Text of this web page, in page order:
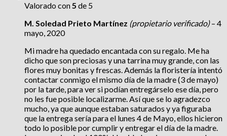
Valorado con5 de 5
M. Soledad Prieto Martínez (propietario verificado) – 4
mayo, 2020
Mi madre ha quedado encantada con su regalo. Me ha
dicho que son preciosas y una tarrina muy grande, con las
flores muy bonitas y frescas. Además la floristería intentó
contactar conmigo el mismo día de la madre (3 de mayo)
por la tarde, para ver si podían entregárselo ese día, pero
no les fue posible localizarme. Así que se lo agradezco
mucho, ya que aunque estaban saturados y ya figuraba
que la entrega sería para el lunes 4 de Mayo, ellos hicieron
todo lo posible por cumplir y entregar el día de la madre.